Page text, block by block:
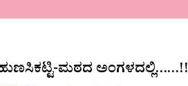
ಮಠದ ಅಂಗಳದಲ್ಲಿ……!!